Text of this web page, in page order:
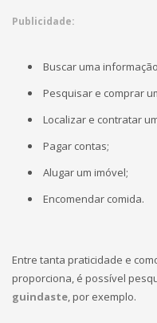
Publicidade:
Buscar uma
Pesquisar e comprar
Localizar e contratar
Pagar contas;
Alugar um imóvel;
Encomendar comida.
Entre tanta praticidade e
proporciona, é possível
guindaste, por exemplo.